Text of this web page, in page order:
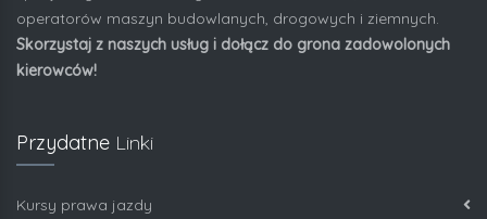
operatorów maszyn budowlanych, drogowych i ziemnych.
Skorzystaj z naszych usług i dołącz do grona zadowolonych
kierowców!
Przydatne Linki
Kursy prawa jazdy